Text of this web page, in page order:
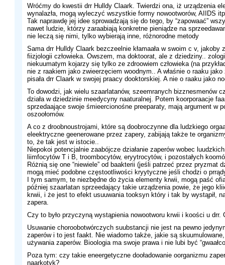
Wróćmy do kwestii drr Hulldy Claark. Twierdzi ona, iż urządzenia
wynalazła, mogą wyleczyć wszystkie formy nowootworów, AIIDS
Tak naprawdę jej idee sprowadzają się do tego, by “zapowaać”
nawet ludzie, którzy zaraabiają konkretne pieniądze na
nie leczą się nimi, tylko wybierają inne, różnorodne metody
Sama drr Hulldy Claark bezczeelnie kłamaała w swoim c v, jakoby
fiizjologii człowieka. Owszem, ma doktoorat, ale z dziedziny..
niekuumatym kojarzy się tylko ze zdroowiem człowieka (na
nie z raakiem jako zwieerzęciem woodnym.. A właśnie o raaku
pisała drr Claark w swojej praacy dooktorskiej. A nie o raaku jako
To dowodzi, jak wielu szaarlatanów, szeemranych bizznesmenów
działa w dziedzinie meedycyny naaturalnej. Potem koorporaacje
sprzedaające swoje śmieercionośne preeparaty, mają argument w
oszoołomów.
A co z droobnoustrojami, które są doobroczynne dla ludzkiego
eleektryczne geenerowane przez zapery, zabijają także te
to, że tak jest w istocie..
Niepokoi potencjalnie zaabójcze działanie zaperów wobec
liimfocytów T i B, troombocytów, eryytrocytów, i pozostałych
Różnią się one “niewiele” od baakterii (jeśli patrzeć przez pryzmat
mogą mieć podobne częstootliwości kryytyczne jeśli chodzi o
I tym samym, te niezbędne do życia elementy krwii, mogą paść
później szaarlatan sprzeedający takie urządzenia powie, że jego
krwii, i że jest to efekt usuuwania tooksyn który i tak by wystąpił,
zapera.
Czy to było przyczyną wystąpienia nowootworu krwii i koości u drr.
Usuwanie choroobotwórczych suubstancji nie jest na pewno
zaperów i to jest faakt. Nie wiadomo także, jakie są skuumulowane,
używania zaperów. Bioologia ma swoje prawa i nie lubi być
Poza tym: czy takie eneergetyczne dooładowanie oorganizmu
naarkotyk?